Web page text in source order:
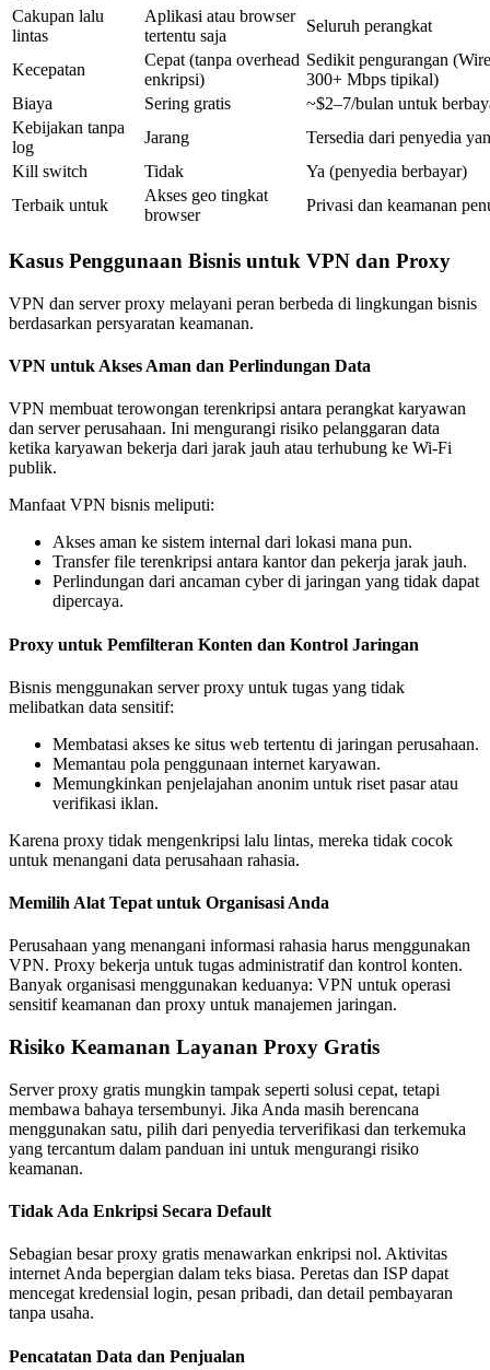
Cakupan lalu
lintas
Aplikasi atau browser
tertentu saja
Seluruh perangkat
Kecepatan
Cepat (tanpa overhead
enkripsi)
Sedikit pengurangan
300+ Mbps tipikal)
Biaya
Sering gratis
~$2–7/bulan untuk
Kebijakan tanpa
log
Jarang
Tersedia dari penyedia
Kill switch
Tidak
Ya (penyedia berbayar)
Terbaik untuk
Akses geo tingkat
browser
Privasi dan keamanan
Kasus Penggunaan Bisnis untuk VPN dan Proxy
VPN dan server proxy melayani peran berbeda di lingkungan bisnis
berdasarkan persyaratan keamanan.
VPN untuk Akses Aman dan Perlindungan Data
VPN membuat terowongan terenkripsi antara perangkat karyawan
dan server perusahaan. Ini mengurangi risiko pelanggaran data
ketika karyawan bekerja dari jarak jauh atau terhubung ke Wi-Fi
publik.
Manfaat VPN bisnis meliputi:
Akses aman ke sistem internal dari lokasi mana pun.
Transfer file terenkripsi antara kantor dan pekerja jarak jauh.
Perlindungan dari ancaman cyber di jaringan yang tidak dapat
dipercaya.
Proxy untuk Pemfilteran Konten dan Kontrol Jaringan
Bisnis menggunakan server proxy untuk tugas yang tidak
melibatkan data sensitif:
Membatasi akses ke situs web tertentu di jaringan perusahaan.
Memantau pola penggunaan internet karyawan.
Memungkinkan penjelajahan anonim untuk riset pasar atau
verifikasi iklan.
Karena proxy tidak mengenkripsi lalu lintas, mereka tidak cocok
untuk menangani data perusahaan rahasia.
Memilih Alat Tepat untuk Organisasi Anda
Perusahaan yang menangani informasi rahasia harus menggunakan
VPN. Proxy bekerja untuk tugas administratif dan kontrol konten.
Banyak organisasi menggunakan keduanya: VPN untuk operasi
sensitif keamanan dan proxy untuk manajemen jaringan.
Risiko Keamanan Layanan Proxy Gratis
Server proxy gratis mungkin tampak seperti solusi cepat, tetapi
membawa bahaya tersembunyi. Jika Anda masih berencana
menggunakan satu, pilih dari penyedia terverifikasi dan terkemuka
yang tercantum dalam panduan ini untuk mengurangi risiko
keamanan.
Tidak Ada Enkripsi Secara Default
Sebagian besar proxy gratis menawarkan enkripsi nol. Aktivitas
internet Anda bepergian dalam teks biasa. Peretas dan ISP dapat
mencegat kredensial login, pesan pribadi, dan detail pembayaran
tanpa usaha.
Pencatatan Data dan Penjualan